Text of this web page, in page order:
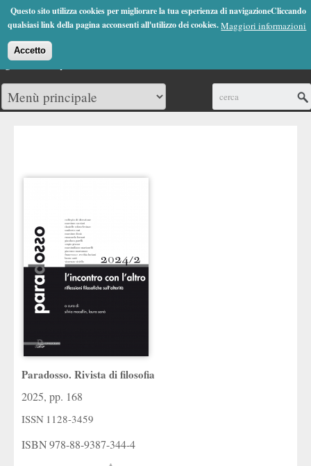
Questo sito utilizza cookies per migliorare la tua esperienza di navigazioneCliccando
qualsiasi link della pagina acconsenti all'utilizzo dei cookies.Maggiori informazioni
Accetto
Jump to Navigation
(0)
Paradosso. Rivista di filosofia
2025, pp. 168
ISSN 1128-3459
ISBN978-88-9387-344-4